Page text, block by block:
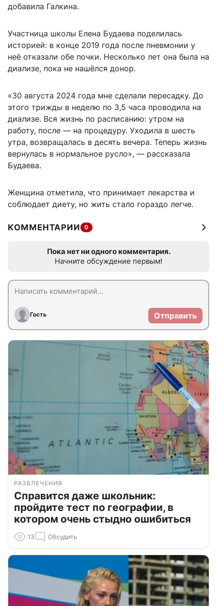
добавила Галкина.
Участница школы Елена Будаева поделилась
историей: в конце 2019 года после пневмонии у
неё отказали обе почки. Несколько лет она была на
диализе, пока не нашёлся донор.
«30 августа 2024 года мне сделали пересадку. До
этого трижды в неделю по 3,5 часа проводила на
диализе. Вся жизнь по расписанию: утром на
работу, после — на процедуру. Уходила в шесть
утра, возвращалась в десять вечера. Теперь жизнь
вернулась в нормальное русло», — рассказала
Будаева.
Женщина отметила, что принимает лекарства и
соблюдает диету, но жить стало гораздо легче.
КОММЕНТАРИИ 0
Пока нет ни одного комментария.
Начните обсуждение первым!
Гость Отправить
РАЗВЛЕЧЕНИЯ
Справится даже школьник:
пройдите тест по географии, в
котором очень стыдно ошибиться
13 Обсудить